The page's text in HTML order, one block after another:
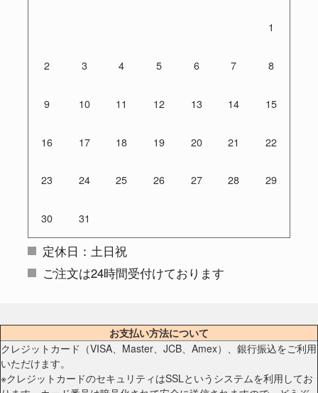
1
2 3 4 5 6 7 8
9 10 11 12 13 14 15
16 17 18 19 20 21 22
23 24 25 26 27 28 29
30 31
定休日：土日祝
ご注文は24時間受付けております
お支払い方法について
クレジットカード（VISA、Master、JCB、Amex）、銀行振込をご利用
いただけます。
※クレジットカードのセキュリティはSSLというシステムを利用してお